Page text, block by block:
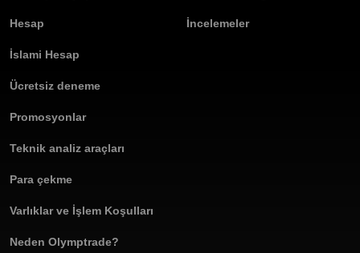
Hesap
İslami Hesap
Ücretsiz deneme
Promosyonlar
Teknik analiz araçları
Para çekme
Varlıklar ve İşlem Koşulları
Neden Olymptrade?
İncelemeler